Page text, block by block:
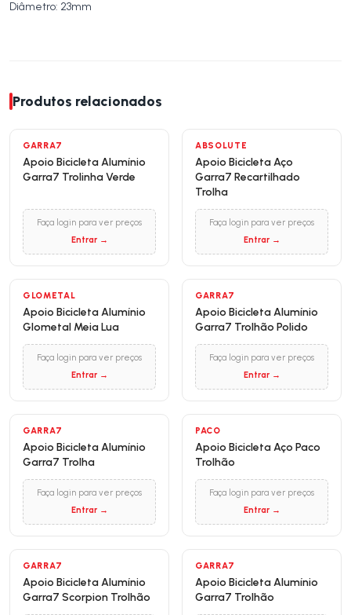
Diâmetro: 23mm
Produtos relacionados
GARRA7
Apoio Bicicleta Alumínio
Garra7 Trolinha Verde
Faça login para ver preços
Entrar →
ABSOLUTE
Apoio Bicicleta Aço
Garra7 Recartilhado
Trolha
Faça login para ver preços
Entrar →
GLOMETAL
Apoio Bicicleta Alumínio
Glometal Meia Lua
Faça login para ver preços
Entrar →
GARRA7
Apoio Bicicleta Alumínio
Garra7 Trolhão Polido
Faça login para ver preços
Entrar →
GARRA7
Apoio Bicicleta Alumínio
Garra7 Trolha
Faça login para ver preços
Entrar →
PACO
Apoio Bicicleta Aço Paco
Trolhão
Faça login para ver preços
Entrar →
GARRA7
Apoio Bicicleta Alumínio
Garra7 Scorpion Trolhão
GARRA7
Apoio Bicicleta Alumínio
Garra7 Trolhão